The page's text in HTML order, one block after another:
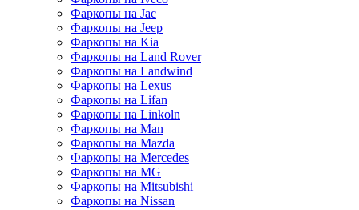
Фаркопы на Jac
Фаркопы на Jeep
Фаркопы на Kia
Фаркопы на Land Rover
Фаркопы на Landwind
Фаркопы на Lexus
Фаркопы на Lifan
Фаркопы на Linkoln
Фаркопы на Man
Фаркопы на Mazda
Фаркопы на Mercedes
Фаркопы на MG
Фаркопы на Mitsubishi
Фаркопы на Nissan